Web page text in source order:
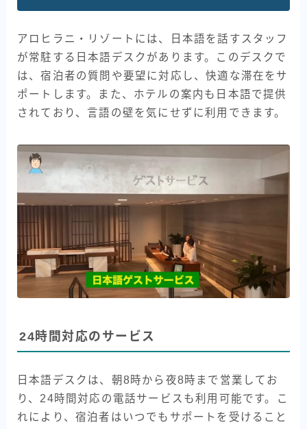
アロヒラニ・リゾートには、日本語を話すスタッフ
が常駐する日本語デスクがあります。このデスクで
は、宿泊者の質問や要望に対応し、快適な滞在をサ
ポートします。また、ホテルの案内も日本語で提供
されており、言語の壁を気にせずに利用できます。
24時間対応のサービス
日本語デスクは、朝8時から夜8時まで営業してお
り、24時間対応の電話サービスも利用可能です。こ
れにより、宿泊者はいつでもサポートを受けること